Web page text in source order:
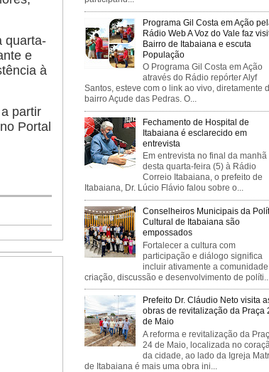
quarta-
e
à
partir
Portal
Programa Gil Costa em Ação
Rádio Web A Voz do Vale faz
Bairro de Itabaiana e escuta
População
O Programa Gil Costa em Ação
através do Rádio repórter Alyf
Santos, esteve com o link ao vivo, diretamente
bairro Açude das Pedras. O...
Fechamento de Hospital de
Itabaiana é esclarecido em
entrevista
Em entrevista no final da manhã
desta quarta-feira (5) à Rádio
Correio Itabaiana, o prefeito de
Itabaiana, Dr. Lúcio Flávio falou sobre o...
Conselheiros Municipais da
Cultural de Itabaiana são
empossados
Fortalecer a cultura com
participação e diálogo significa
incluir ativamente a
criação, discussão e desenvolvimento de políti...
Prefeito Dr. Cláudio Neto visita
obras de revitalização da Praça
de Maio
A reforma e revitalização da
24 de Maio, localizada no
da cidade, ao lado da Igreja
de Itabaiana é mais uma obra ini...